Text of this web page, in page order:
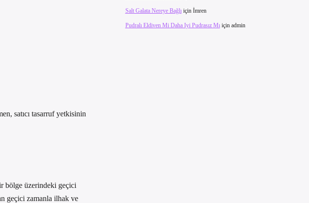
satıcı tasarruf yetkisinin
bölge üzerindeki geçici
geçici zamanla ilhak ve
Salt Galata Nereye Bağlıiçin İmren
Pudralı Eldiven Mi Daha Iyi Pudrasız Mıiçin admin